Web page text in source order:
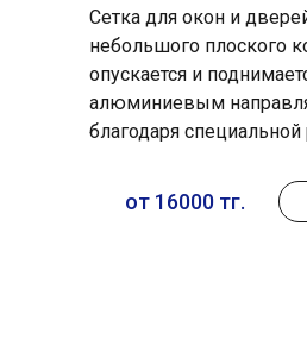
от 16000 тг.
Сетка для окон и
небольшого плоского
опускается и
алюминиевым
благодаря специальной